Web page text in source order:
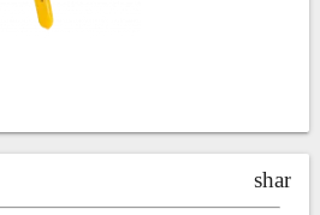
share